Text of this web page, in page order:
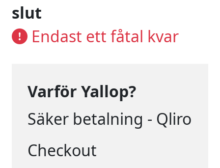
slut
Endast ett fåtal kvar
Varför Yallop?
Säker betalning - Qliro
Checkout